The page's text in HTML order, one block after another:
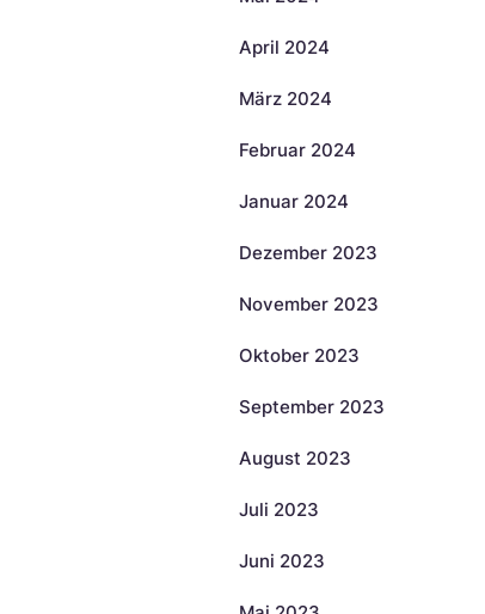
April 2024
März 2024
Februar 2024
Januar 2024
Dezember 2023
November 2023
Oktober 2023
September 2023
August 2023
Juli 2023
Juni 2023